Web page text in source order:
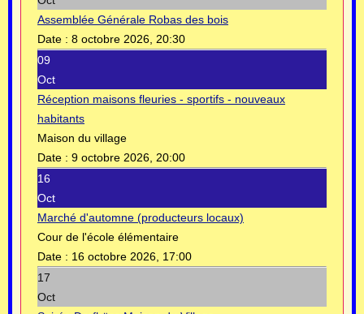
Assemblée Générale Robas des bois
Date : 8 octobre 2026, 20:30
09
Oct
Réception maisons fleuries - sportifs - nouveaux
habitants
Maison du village
Date : 9 octobre 2026, 20:00
16
Oct
Marché d'automne (producteurs locaux)
Cour de l'école élémentaire
Date : 16 octobre 2026, 17:00
17
Oct